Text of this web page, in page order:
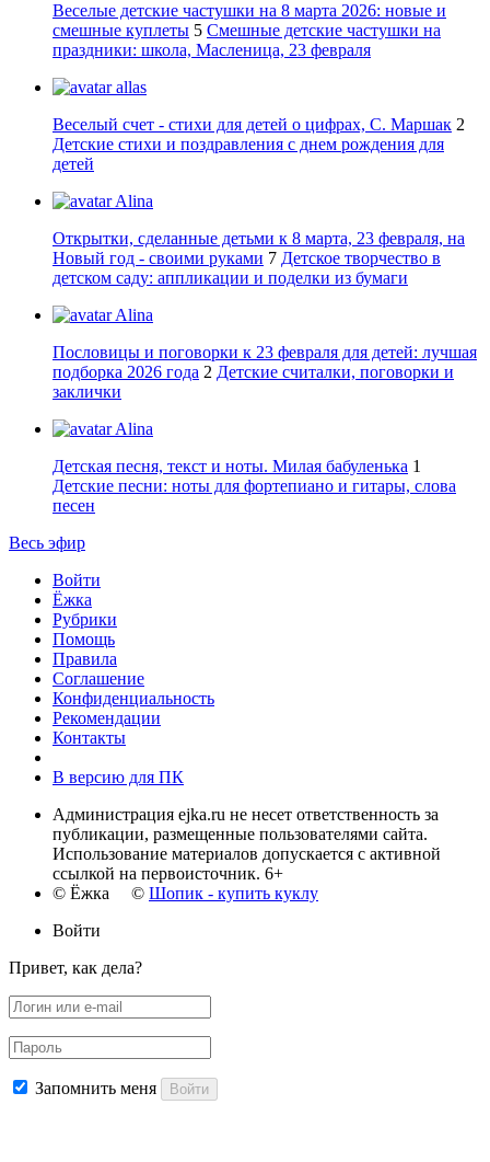
Веселые детские частушки на 8 марта 2026: новые и
смешные куплеты 5 Смешные детские частушки на
праздники: школа, Масленица, 23 февраля
allas
Веселый счет - стихи для детей о цифрах, С. Маршак 2
Детские стихи и поздравления с днем рождения для
детей
Alina
Открытки, сделанные детьми к 8 марта, 23 февраля, на
Новый год - своими руками 7 Детское творчество в
детском саду: аппликации и поделки из бумаги
Alina
Пословицы и поговорки к 23 февраля для детей: лучшая
подборка 2026 года 2 Детские считалки, поговорки и
заклички
Alina
Детская песня, текст и ноты. Милая бабуленька 1
Детские песни: ноты для фортепиано и гитары, слова
песен
Весь эфир
Войти
Ёжка
Рубрики
Помощь
Правила
Соглашение
Конфиденциальность
Рекомендации
Контакты
В версию для ПК
Администрация ejka.ru не несет ответственность за
публикации, размещенные пользователями сайта.
Использование материалов допускается с активной
ссылкой на первоисточник. 6+
© Ёжка © Шопик - купить куклу
Войти
Привет, как дела?
Запомнить меня Войти